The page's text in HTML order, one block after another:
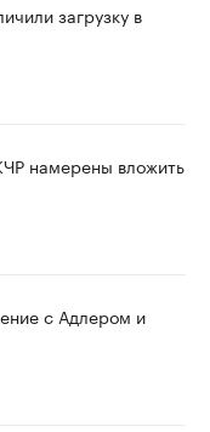
загрузку в
намерены вложить
с Адлером и